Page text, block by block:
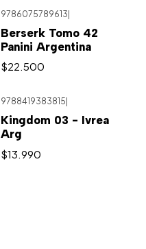
9786075789613
Berserk Tomo 42
Panini Argentina
$22.500
9788419383815
Kingdom 03 - Ivrea
Arg
$13.990